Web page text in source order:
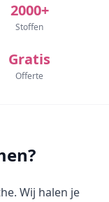
2000+
Stoffen
Gratis
Offerte
Wij halen je